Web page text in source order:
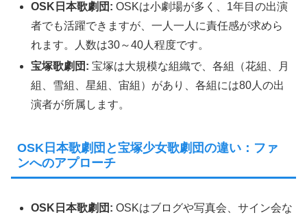
OSK日本歌劇団: OSKは小劇場が多く、1年目の出演
者でも活躍できますが、一人一人に責任感が求めら
れます。人数は30～40人程度です。
宝塚歌劇団: 宝塚は大規模な組織で、各組（花組、月
組、雪組、星組、宙組）があり、各組には80人の出
演者が所属します。
OSK日本歌劇団と宝塚少女歌劇団の違い：ファ
ンへのアプローチ
OSK日本歌劇団: OSKはブログや写真会、サイン会な